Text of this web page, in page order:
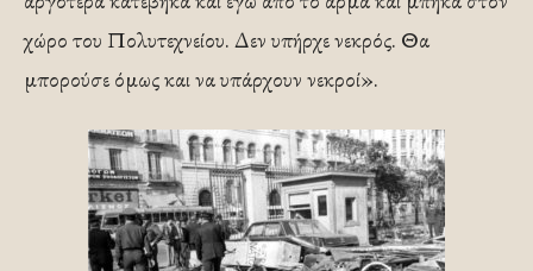
χώρο του Πολυτεχνείου. Δεν υπήρχε νεκρός. Θα
μπορούσε όμως και να υπάρχουν νεκροί».